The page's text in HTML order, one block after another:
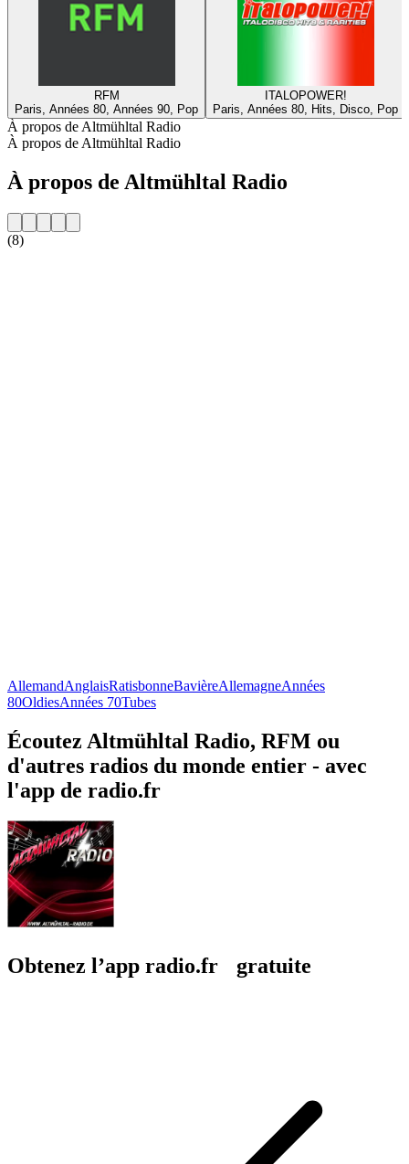
RFM
Paris, Années 80, Années 90, Pop
ITALOPOWER!
Paris, Années 80, Hits, Disco, Pop
À propos de Altmühltal Radio
À propos de Altmühltal Radio
À propos de Altmühltal Radio
(8)
AllemandAnglaisRatisbonneBavièreAllemagneAnnées
80OldiesAnnées 70Tubes
Écoutez Altmühltal Radio, RFM ou
d'autres radios du monde entier - avec
l'app de radio.fr
Obtenez l’app radio.fr gratuite